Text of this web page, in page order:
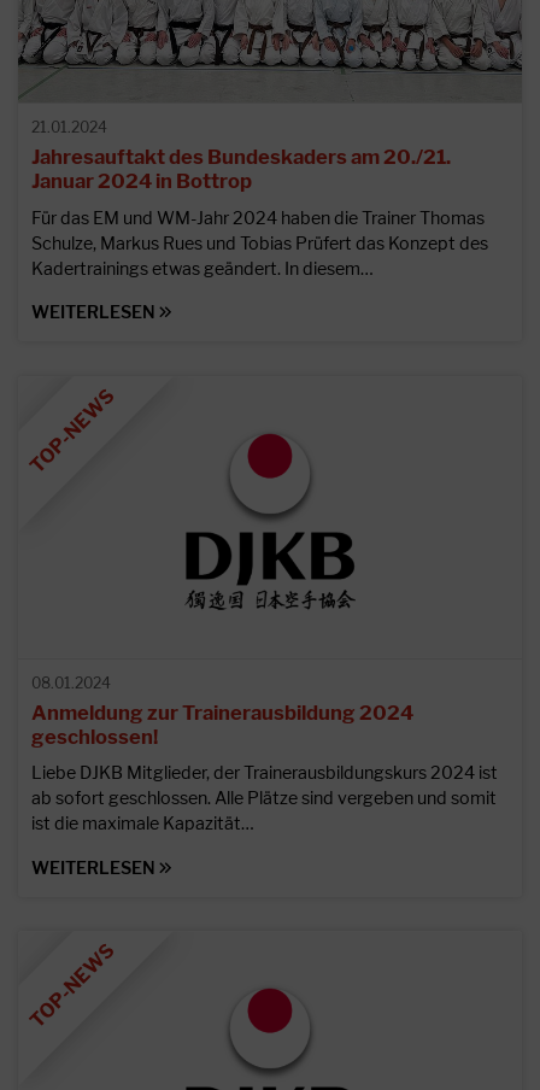
21.01.2024
Jahresauftakt des Bundeskaders am 20./21.
Januar 2024 in Bottrop
Für das EM und WM-Jahr 2024 haben die Trainer Thomas
Schulze, Markus Rues und Tobias Prüfert das Konzept des
Kadertrainings etwas geändert. In diesem…
WEITERLESEN
08.01.2024
Anmeldung zur Trainerausbildung 2024
geschlossen!
Liebe DJKB Mitglieder, der Trainerausbildungskurs 2024 ist
ab sofort geschlossen. Alle Plätze sind vergeben und somit
ist die maximale Kapazität…
WEITERLESEN